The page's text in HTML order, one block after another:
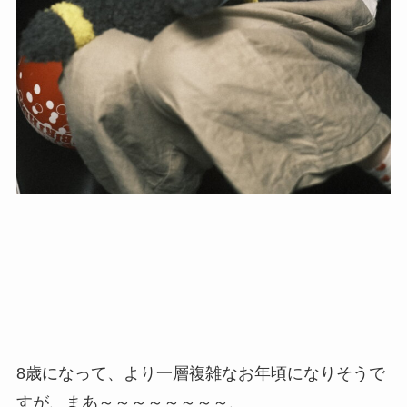
8歳になって、より一層複雑なお年頃になりそうで
すが、まあ～～～～～～～～、